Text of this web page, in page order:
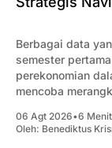
Berbagai data
semester
perekonomian
mencoba
06 Agt 2026•6 Menit
Oleh: Benediktus